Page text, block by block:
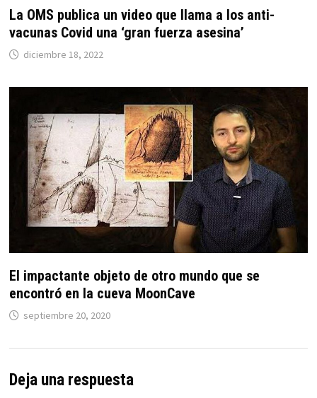
La OMS publica un video que llama a los anti-
vacunas Covid una ‘gran fuerza asesina’
diciembre 18, 2022
El impactante objeto de otro mundo que se
encontró en la cueva MoonCave
septiembre 20, 2020
Deja una respuesta